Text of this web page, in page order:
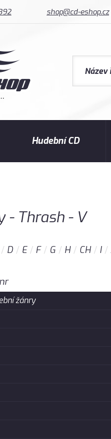
shop@cd-eshop.cz
Hudební CD
- Thrash - V
D E F G H CH I
žánry